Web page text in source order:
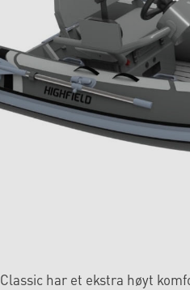
har et ekstra høyt